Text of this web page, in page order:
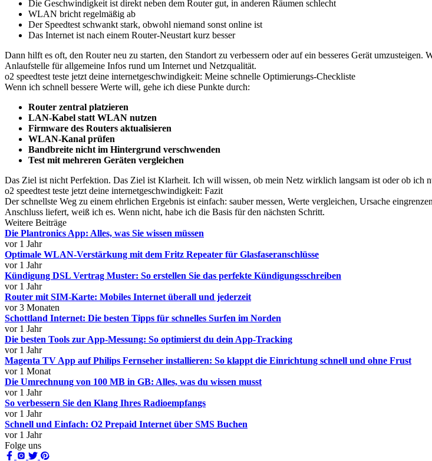
Die Geschwindigkeit ist direkt neben dem Router gut, in anderen Räumen schlecht
WLAN bricht regelmäßig ab
Der Speedtest schwankt stark, obwohl niemand sonst online ist
Das Internet ist nach einem Router-Neustart kurz besser
Dann hilft es oft, den Router neu zu starten, den Standort zu verbessern oder auf ein besseres Gerät
Anlaufstelle für allgemeine Infos rund um Internet und Netzqualität.
o2 speedtest teste jetzt deine internetgeschwindigkeit: Meine schnelle Optimierungs-Checkliste
Wenn ich schnell bessere Werte will, gehe ich diese Punkte durch:
Router zentral platzieren
LAN-Kabel statt WLAN nutzen
Firmware des Routers aktualisieren
WLAN-Kanal prüfen
Bandbreite nicht im Hintergrund verschwenden
Test mit mehreren Geräten vergleichen
Das Ziel ist nicht Perfektion. Das Ziel ist Klarheit. Ich will wissen, ob mein Netz wirklich langsam ist oder ob ich
o2 speedtest teste jetzt deine internetgeschwindigkeit: Fazit
Der schnellste Weg zu einem ehrlichen Ergebnis ist einfach: sauber messen, Werte vergleichen, Ursache
Anschluss liefert, weiß ich es. Wenn nicht, habe ich die Basis für den nächsten Schritt.
Weitere Beiträge
Die Plantronics App: Alles, was Sie wissen müssen
vor 1 Jahr
Optimale WLAN-Verstärkung mit dem Fritz Repeater für Glasfaseranschlüsse
vor 1 Jahr
Kündigung DSL Vertrag Muster: So erstellen Sie das perfekte Kündigungsschreiben
vor 1 Jahr
Router mit SIM-Karte: Mobiles Internet überall und jederzeit
vor 3 Monaten
Schottland Internet: Die besten Tipps für schnelles Surfen im Norden
vor 1 Jahr
Die besten Tools zur App-Messung: So optimierst du dein App-Tracking
vor 1 Jahr
Magenta TV App auf Philips Fernseher installieren: So klappt die Einrichtung schnell und ohne Frust
vor 1 Monat
Die Umrechnung von 100 MB in GB: Alles, was du wissen musst
vor 1 Jahr
So verbessern Sie den Klang Ihres Radioempfangs
vor 1 Jahr
Schnell und Einfach: O2 Prepaid Internet über SMS Buchen
vor 1 Jahr
Folge uns